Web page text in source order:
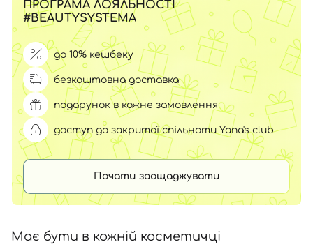
ПРОГРАМА ЛОЯЛЬНОСТІ
#BEAUTYSYSTEMA
до 10% кешбеку
безкоштовна доставка
подарунок в кожне замовлення
доступ до закритої спільноти Yana's club
Почати заощаджувати
Має бути в кожній косметичці